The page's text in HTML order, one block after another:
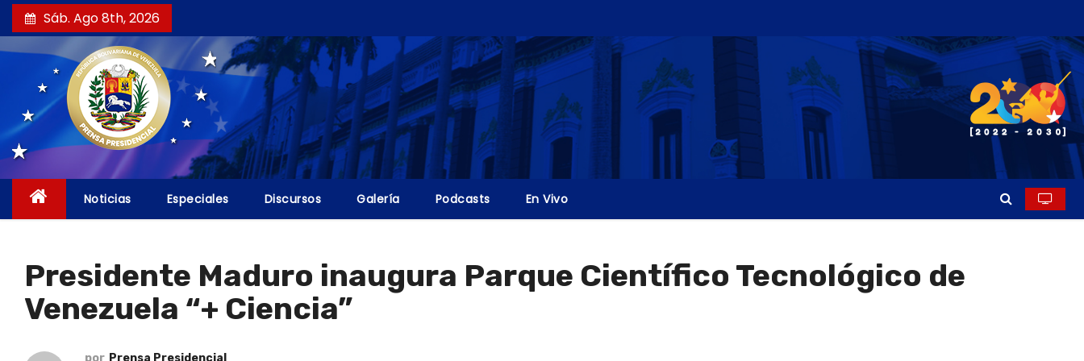
a
l
Sáb. Ago 8th, 2026
Noticias Especiales Discursos Galería Podcasts En Vivo
Presidente Maduro inaugura Parque Científico Tecnológico de
Venezuela “+ Ciencia”
por Prensa Presidencial